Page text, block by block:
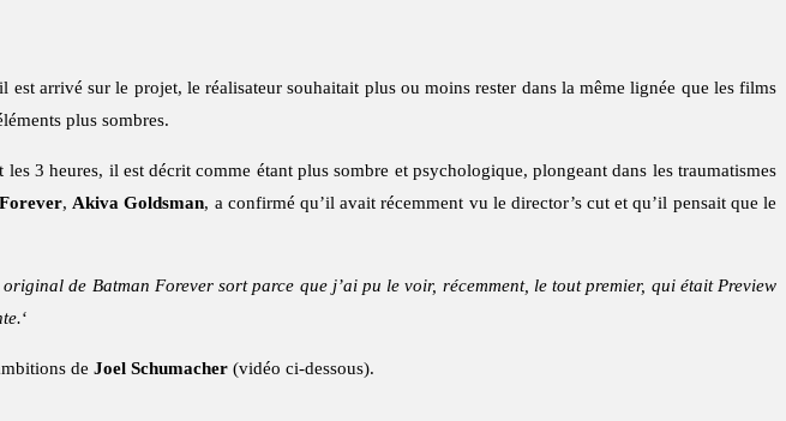
arrivé sur le projet, le réalisateur souhaitait plus ou moins rester dans la même lignée que les films
plus sombres.
3 heures, il est décrit comme étant plus sombre et psychologique, plongeant dans les traumatismes
, Akiva Goldsman, a confirmé qu’il avait récemment vu le director’s cut et qu’il pensait que le
de Batman Forever sort parce que j’ai pu le voir, récemment, le tout premier, qui était Preview
‘
de Joel Schumacher (vidéo ci-dessous).